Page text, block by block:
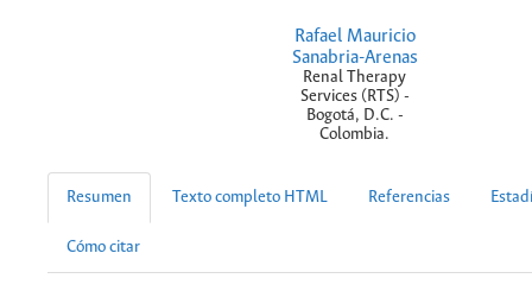
Rafael Mauricio
Sanabria-Arenas
Renal Therapy
Services (RTS) -
Bogotá, D.C. -
Colombia.
Resumen Texto completo HTML Referencias
Cómo citar